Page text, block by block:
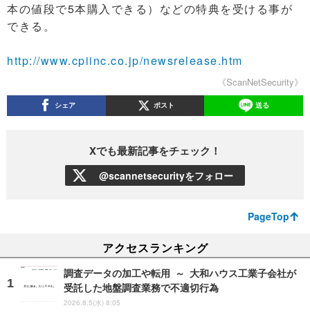
本の値段で5本購入できる）などの特典を受ける事が
できる。
http://www.cpiinc.co.jp/newsrelease.htm
《ScanNetSecurity》
シェア ポスト 送る
Xでも最新記事をチェック！
@scannetsecurityをフォロー
PageTop
アクセスランキング
調査データの加工や転用 ～ 大和ハウス工業子会社が
受託した地盤調査業務で不適切行為
2026.8.5(水) 8:05